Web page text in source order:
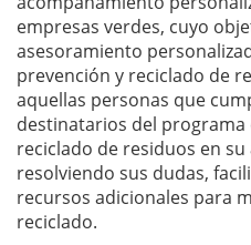
empresas verdes, cuyo
asesoramiento
prevención y reciclado de
aquellas personas que
destinatarios del
reciclado de residuos en su
resolviendo sus dudas,
recursos adicionales para
reciclado.